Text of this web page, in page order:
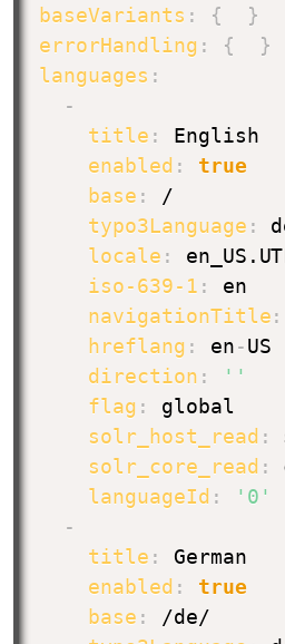
baseVariants : {
}
errorHandling : {
}
languages :
-
title :
English
enabled :
true
base :
/
typo3Language :
locale :
iso-639-1 :
en
navigationTitle:
hreflang : en-US
direction :
''
flag :
global
solr_host_read :
solr_core_read :
languageId :
'0'
-
title :
German
enabled :
true
base :
/de/